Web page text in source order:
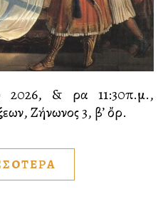
Ζήνωνος 3, β’ ὄρ.